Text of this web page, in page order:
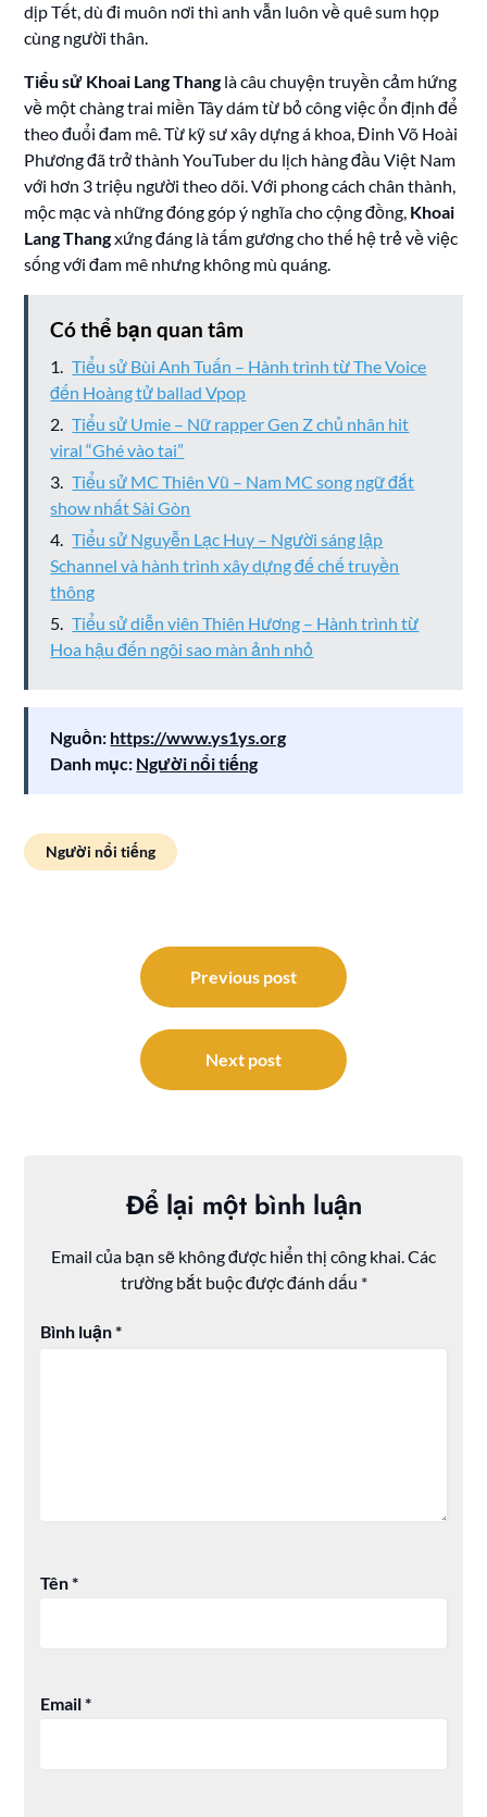
dịp Tết, dù đi muôn nơi thì anh vẫn luôn về quê sum họp
cùng người thân.
Tiểu sử Khoai Lang Thang là câu chuyện truyền cảm hứng
về một chàng trai miền Tây dám từ bỏ công việc ổn định để
theo đuổi đam mê. Từ kỹ sư xây dựng á khoa, Đinh Võ Hoài
Phương đã trở thành YouTuber du lịch hàng đầu Việt Nam
với hơn 3 triệu người theo dõi. Với phong cách chân thành,
mộc mạc và những đóng góp ý nghĩa cho cộng đồng, Khoai
Lang Thangxứng đáng là tấm gương cho thế hệ trẻ về việc
sống với đam mê nhưng không mù quáng.
Có thể bạn quan tâm
Tiểu sử Bùi Anh Tuấn – Hành trình từ The Voice
đến Hoàng tử ballad Vpop
Tiểu sử Umie – Nữ rapper Gen Z chủ nhân hit
viral “Ghé vào tai”
Tiểu sử MC Thiên Vũ – Nam MC song ngữ đắt
show nhất Sài Gòn
Tiểu sử Nguyễn Lạc Huy – Người sáng lập
Schannel và hành trình xây dựng đế chế truyền
thông
Tiểu sử diễn viên Thiên Hương – Hành trình từ
Hoa hậu đến ngôi sao màn ảnh nhỏ
Nguồn: https://www.ys1ys.org
Danh mục: Người nổi tiếng
Người nổi tiếng
Previous post
Next post
Để lại một bình luận
Email của bạn sẽ không được hiển thị công khai.Các
trường bắt buộc được đánh dấu *
Bình luận*
Tên*
Email*